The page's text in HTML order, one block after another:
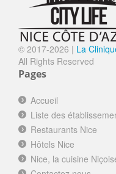
LA PETITE
Nice le Vieux Nice
LA MERENDA
Nice le Vieux Nice
Nice le Vieux Nice
****
Nice la
LA RÉSERVE
© 2017-2026 | La
All Rights Reserved
Pages
Accueil
Liste des
Restaurants Nice
Hôtels Nice
Nice, la cuisine